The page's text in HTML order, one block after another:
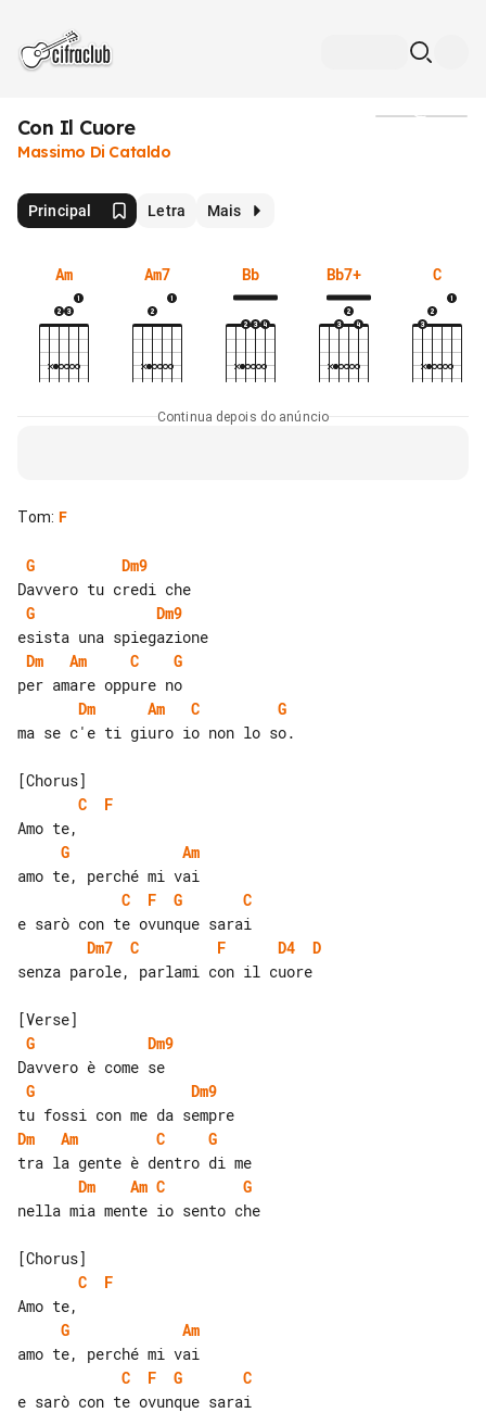
Con Il Cuore
Massimo Di Cataldo
Principal Letra Mais
Am Am7 Bb Bb7+ C
Continua depois do anúncio
Tom: F
G
Dm9
G
Dm9
Dm
Am C
G
Dm
Am C
G
ma se c'e ti giuro io non lo so.
C
F
G
Am
C
F G
C
Dm7
C F D4
D
senza parole, parlami con il cuore
G
Dm9
G
Dm9
Dm
Am C
G
Dm
Am C
G
nella mia mente io sento che
C
F
G
Am
C
F G
C